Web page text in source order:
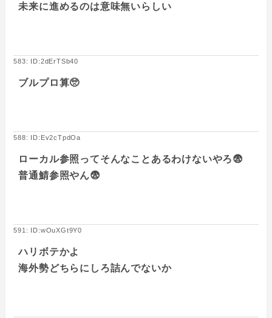
未来に進めるのは意味無いらしい
583: ID:2dErTSb40
ブルプロ算🥺
588: ID:Ev2cTpdOa
ローカル参照ってそんなことあるわけないやろ😨
普通鯖参照やん😨
591: ID:wOuXGt9Y0
ハリボテかよ
海外勢どちらにしろ詰んでないか